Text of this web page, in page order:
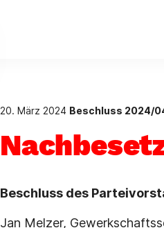
20. März 2024 Beschluss 2024/
Beschluss des
Jan Melzer,